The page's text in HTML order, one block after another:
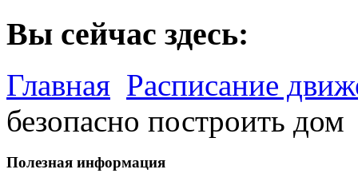
Вы сейчас здесь:
Главная Расписание
безопасно построить дом
Полезная информация